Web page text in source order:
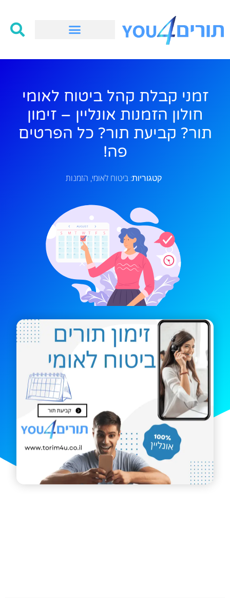
זמני קבלת קהל ביטוח לאומי
חולון הזמנות אונליין – זימון
תור? קביעת תור? כל הפרטים
פה!
קטגוריות: ביטוח לאומי, הזמנות